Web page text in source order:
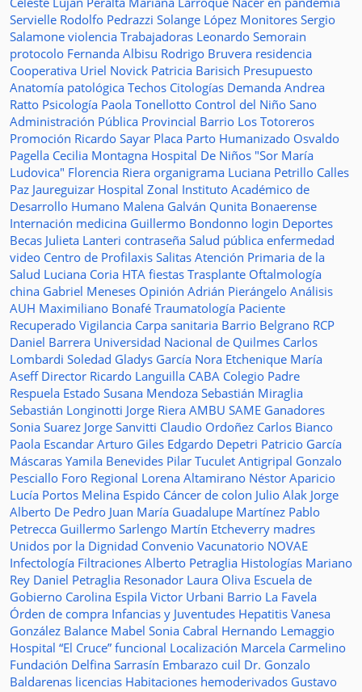
Servielle Rodolfo Pedrazzi Solange López Monitores Sergio
Salamone violencia Trabajadoras Leonardo Semorain
protocolo Fernanda Albisu Rodrigo Bruvera residencia
Cooperativa Uriel Novick Patricia Barisich Presupuesto
Anatomía patológica Techos Citologías Demanda Andrea
Ratto Psicología Paola Tonellotto Control del Niño Sano
Administración Pública Provincial Barrio Los Totoreros
Promoción Ricardo Sayar Placa Parto Humanizado Osvaldo
Pagella Cecilia Montagna Hospital De Niños "Sor María
Ludovica" Florencia Riera organigrama Luciana Petrillo Calles
Paz Jaureguizar Hospital Zonal Instituto Académico de
Desarrollo Humano Malena Galván Qunita Bonaerense
Internación medicina Guillermo Bondonno login Deportes
Becas Julieta Lanteri contraseña Salud pública enfermedad
video Centro de Profilaxis Salitas Atención Primaria de la
Salud Luciana Coria HTA fiestas Trasplante Oftalmología
china Gabriel Meneses Opinión Adrián Pierángelo Análisis
AUH Maximiliano Bonafé Traumatología Paciente
Recuperado Vigilancia Carpa sanitaria Barrio Belgrano RCP
Daniel Barrera Universidad Nacional de Quilmes Carlos
Lombardi Soledad Gladys García Nora Etchenique María
Aseff Director Ricardo Languilla CABA Colegio Padre
Respuela Estado Susana Mendoza Sebastián Miraglia
Sebastián Longinotti Jorge Riera AMBU SAME Ganadores
Sonia Suarez Jorge Sanvitti Claudio Ordoñez Carlos Bianco
Paola Escandar Arturo Giles Edgardo Depetri Patricio García
Máscaras Yamila Benevides Pilar Tuculet Antigripal Gonzalo
Pesciallo Foro Regional Lorena Altamirano Néstor Aparicio
Lucía Portos Melina Espido Cáncer de colon Julio Alak Jorge
Alberto De Pedro Juan María Guadalupe Martínez Pablo
Petrecca Guillermo Sarlengo Martín Etcheverry madres
Unidos por la Dignidad Convenio Vacunatorio NOVAE
Infectología Filtraciones Alberto Petraglia Histologías Mariano
Rey Daniel Petraglia Resonador Laura Oliva Escuela de
Gobierno Carolina Espila Victor Urbani Barrio La Favela
Órden de compra Infancias y Juventudes Hepatitis Vanesa
González Balance Mabel Sonia Cabral Hernando Lemaggio
Hospital “El Cruce” funcional Localización Marcela Carmelino
Fundación Delfina Sarrasín Embarazo cuil Dr. Gonzalo
Baldarenas licencias Habitaciones hemoderivados Gustavo